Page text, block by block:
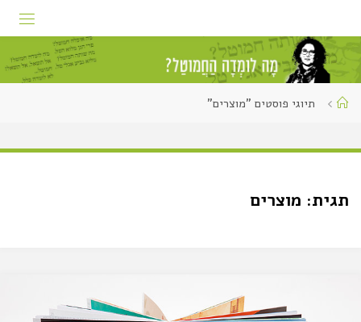
תיוגי פוסטים "מוצרים"
תגית: מוצרים